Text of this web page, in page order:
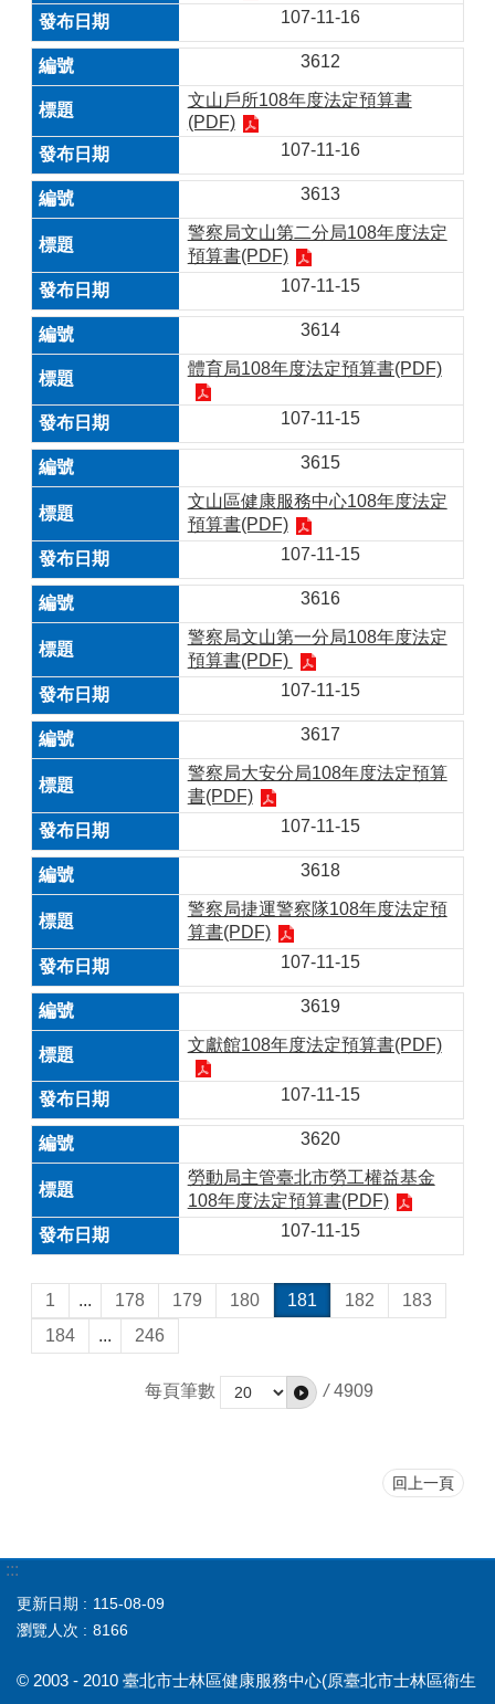
107-11-16
3612
文山戶所108年度法定預算書
(PDF)
107-11-16
3613
警察局文山第二分局108年度法定
預算書(PDF)
107-11-15
3614
體育局108年度法定預算書(PDF)
107-11-15
3615
文山區健康服務中心108年度法定
預算書(PDF)
107-11-15
3616
警察局文山第一分局108年度法定
預算書(PDF)
107-11-15
3617
警察局大安分局108年度法定預算
書(PDF)
107-11-15
3618
警察局捷運警察隊108年度法定預
算書(PDF)
107-11-15
3619
文獻館108年度法定預算書(PDF)​​
107-11-15
3620
勞動局主管臺北市勞工權益基金
108年度法定預算書(PDF)
107-11-15
1 ... 178 179 180 181 182
183
184
... 246
每頁筆數 / 4909
回上一頁
:::
更新日期
115-08-09
瀏覽人次
8166
© 2003 - 2010 臺北市士林區健康服務中心(原臺北市士林區衛生